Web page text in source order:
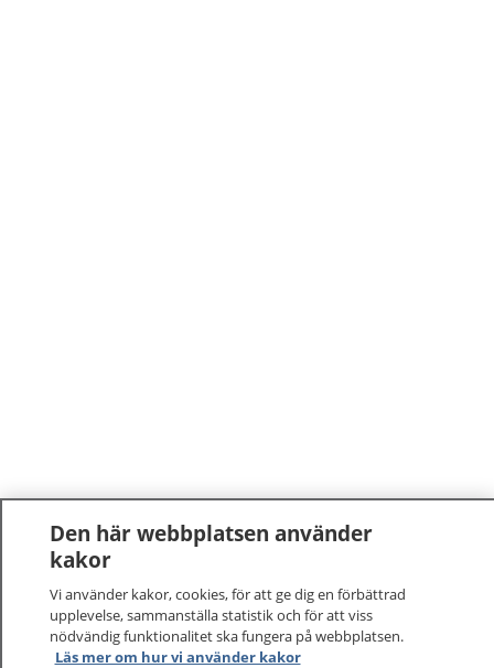
Den här webbplatsen använder
kakor
Vi använder kakor, cookies, för att ge dig en förbättrad
upplevelse, sammanställa statistik och för att viss
nödvändig funktionalitet ska fungera på webbplatsen.
Läs mer om hur vi använder kakor